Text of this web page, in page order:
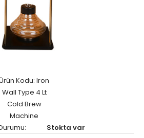
Kodu: Iron
Wall Type 4 Lt
Cold Brew
Machine
Stokta var